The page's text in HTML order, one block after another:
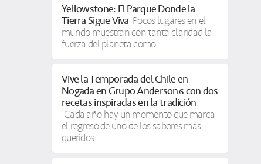
Yellowstone: El Parque Donde la
Tierra Sigue Viva Pocos lugares en el
mundo muestran con tanta claridad la
fuerza del planeta como
Vive la Temporada del Chile en
Nogada en Grupo Anderson’s con dos
recetas inspiradas en la tradición
Cada año hay un momento que marca
el regreso de uno de los sabores más
queridos